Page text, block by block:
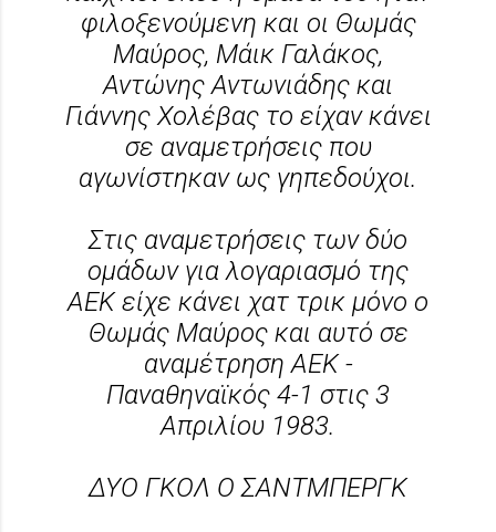
φιλοξενούμενη και οι Θωμάς
Μαύρος, Μάικ Γαλάκος,
Αντώνης Αντωνιάδης και
Γιάννης Χολέβας το είχαν κάνει
σε αναμετρήσεις που
αγωνίστηκαν ως γηπεδούχοι.
Στις αναμετρήσεις των δύο
ομάδων για λογαριασμό της
ΑΕΚ είχε κάνει χατ τρικ μόνο ο
Θωμάς Μαύρος και αυτό σε
αναμέτρηση ΑΕΚ -
Παναθηναϊκός 4-1 στις 3
Απριλίου 1983.
ΔΥΟ ΓΚΟΛ Ο ΣΑΝΤΜΠΕΡΓΚ